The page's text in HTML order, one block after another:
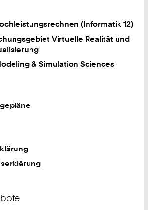
(Informatik 12)
Virtuelle Realität und
& Simulation Sciences